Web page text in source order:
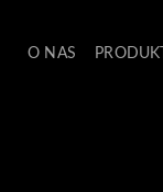
O NAS